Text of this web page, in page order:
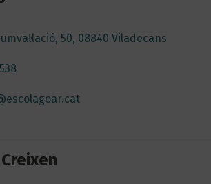
50, 08840 Viladecans